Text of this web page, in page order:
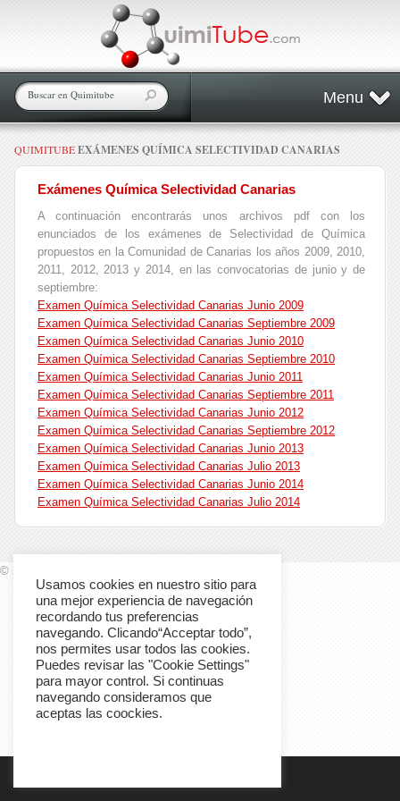
Menu
QUIMITUBEEXÁMENES QUÍMICA SELECTIVIDAD CANARIAS
Exámenes Química Selectividad Canarias
A continuación encontrarás unos archivos pdf con los
enunciados de los exámenes de Selectividad de Química
propuestos en la Comunidad de Canarias los años 2009, 2010,
2011, 2012, 2013 y 2014, en las convocatorias de junio y de
septiembre:
Examen Química Selectividad Canarias Junio 2009
Examen Química Selectividad Canarias Septiembre 2009
Examen Química Selectividad Canarias Junio 2010
Examen Química Selectividad Canarias Septiembre 2010
Examen Química Selectividad Canarias Junio 2011
Examen Química Selectividad Canarias Septiembre 2011
Examen Química Selectividad Canarias Junio 2012
Examen Química Selectividad Canarias Septiembre 2012
Examen Química Selectividad Canarias Junio 2013
Examen Química Selectividad Canarias Julio 2013
Examen Química Selectividad Canarias Junio 2014
Examen Química Selectividad Canarias Julio 2014
© 2012 Quimitube All rights reserved.
Usamos cookies en nuestro sitio para
una mejor experiencia de navegación
recordando tus preferencias
navegando. Clicando“Acceptar todo”,
nos permites usar todos las cookies.
Puedes revisar las "Cookie Settings"
para mayor control. Si continuas
navegando consideramos que
aceptas las coockies.